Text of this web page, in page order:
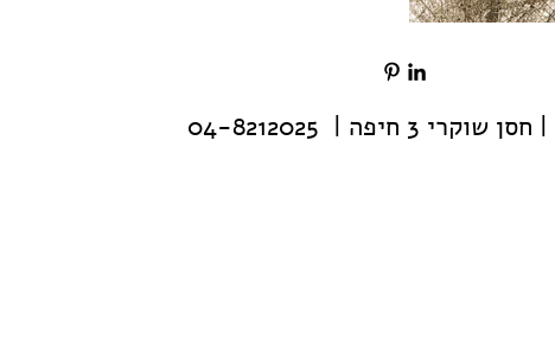
| חסן שוקרי 3 חיפה | 04-8212025